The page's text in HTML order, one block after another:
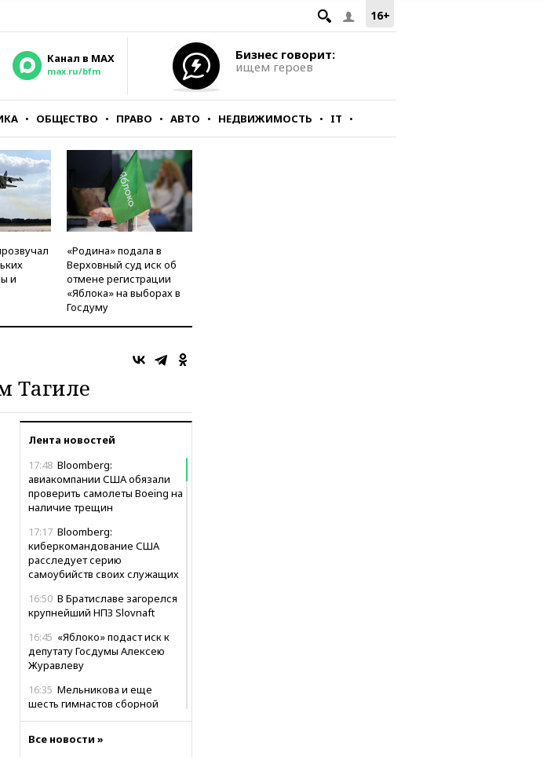
16+
Канал в MAX
max.ru/bfm
Бизнес говорит:
ищем героев
ОБЩЕСТВО ПРАВО АВТО НЕДВИЖИМОСТЬ IT
и
«Родина» подала в
Верховный суд иск об
отмене регистрации
«Яблока» на выборах в
Госдуму
Тагиле
Лента новостей
17:48 Bloomberg:
авиакомпании США обязали
проверить самолеты Boeing на
наличие трещин
17:17 Bloomberg:
киберкомандование США
расследует серию
самоубийств своих служащих
16:50 В Братиславе загорелся
крупнейший НПЗ Slovnaft
16:45 «Яблоко» подаст иск к
депутату Госдумы Алексею
Журавлеву
16:35 Мельникова и еще
шесть гимнастов сборной
России не получили визы на
Все новости »